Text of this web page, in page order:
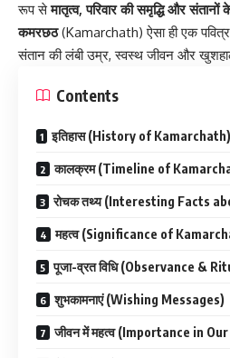
रूप सेमातृत्व, परिवार की समृद्धि और संतानों
कमरछठ(Kamarchath) ऐसा ही एक
संतान की लंबी उम्र, स्वस्थ जीवन और
Contents
इतिहास (History of Kamarchath)
कालक्रम (Timeline of
रोचक तथ्य (Interesting Facts
महत्व (Significance of
पूजा-व्रत विधि (Observance &
शुभकामनाएं (Wishing Messages)
जीवन में महत्व (Importance in